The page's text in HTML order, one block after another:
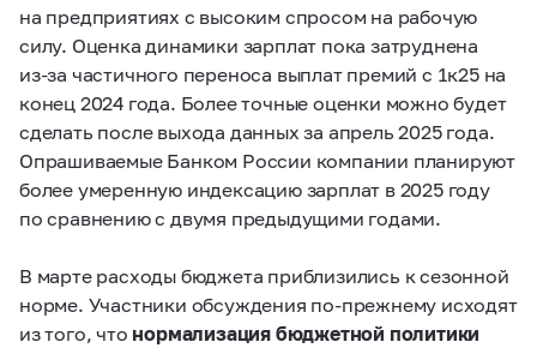
на предприятиях с высоким спросом на рабочую
силу. Оценка динамики зарплат пока затруднена
из‑за частичного переноса выплат премий с 1к25 на
конец 2024 года. Более точные оценки можно будет
сделать после выхода данных за апрель 2025 года.
Опрашиваемые Банком России компании планируют
более умеренную индексацию зарплат в 2025 году
по сравнению с двумя предыдущими годами.
В марте расходы бюджета приблизились к сезонной
норме. Участники обсуждения по‑прежнему исходят
из того, что нормализация бюджетной политики